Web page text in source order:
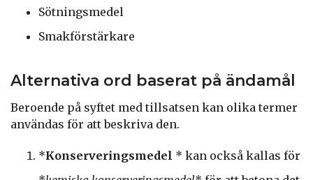
Sötningsmedel
Smakförstärkare
Alternativa ord baserat på ändamål
Beroende på syftet med tillsatsen kan olika termer
användas för att beskriva den.
*Konserveringsmedel * kan också kallas för